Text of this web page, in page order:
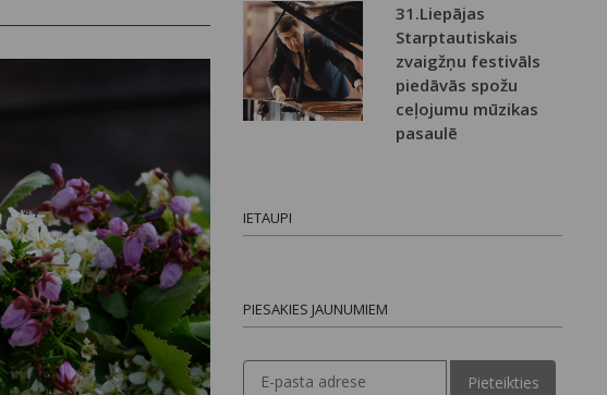
31.Liepājas
Starptautiskais
zvaigžņu festivāls
piedāvās spožu
ceļojumu mūzikas
pasaulē
IETAUPI
PIESAKIES JAUNUMIEM
Pieteikties